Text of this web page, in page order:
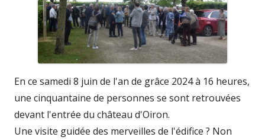
En ce samedi 8 juin de l'an de grâce 2024 à 16 heures,
une cinquantaine de personnes se sont retrouvées
devant l'entrée du château d'Oiron.
Une visite guidée des merveilles de l'édifice ? Non